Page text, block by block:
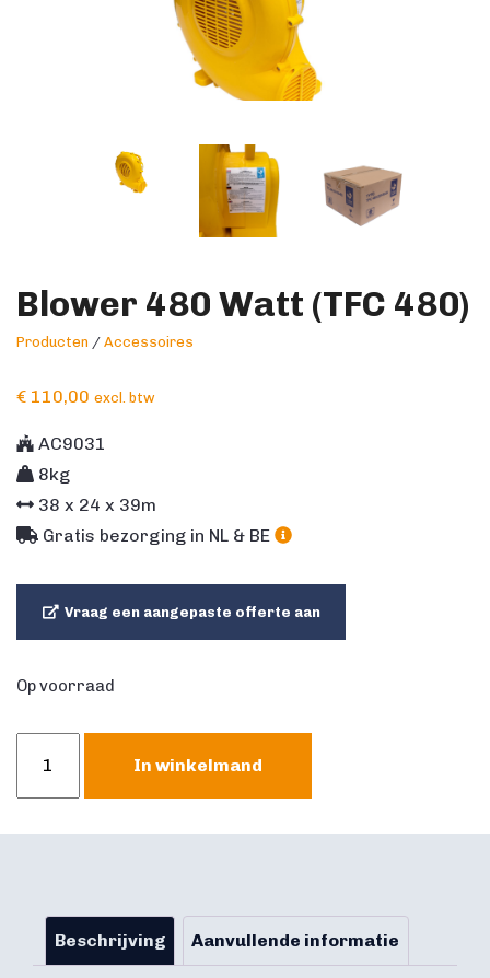
Blower 480 Watt (TFC 480)
Producten / Accessoires
€ 110,00 excl. btw
AC9031
8kg
38 x 24 x 39m
Gratis bezorging in NL & BE
Vraag een aangepaste offerte aan
Op voorraad
480
(TFC
In winkelmand
Beschrijving Aanvullende informatie